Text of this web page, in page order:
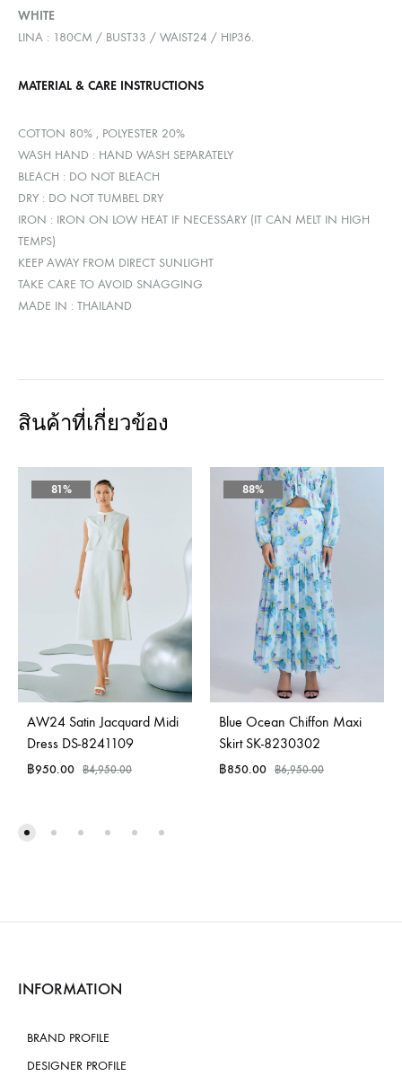
WHITE
LINA : 180CM / BUST33 / WAIST24 / HIP36.
MATERIAL & CARE INSTRUCTIONS
COTTON 80% , POLYESTER 20%
WASH HAND : HAND WASH SEPARATELY
BLEACH : DO NOT BLEACH
DRY : DO NOT TUMBEL DRY
IRON : IRON ON LOW HEAT IF NECESSARY (IT CAN MELT IN HIGH
TEMPS)
KEEP AWAY FROM DIRECT SUNLIGHT
TAKE CARE TO AVOID SNAGGING
MADE IN : THAILAND
สินค้าที่เกี่ยวข้อง
81%
AW24 Satin Jacquard Midi
Dress DS-8241109
฿950.00 ฿4,950.00
88%
Blue Ocean Chiffon Maxi
Skirt SK-8230302
฿850.00 ฿6,950.00
INFORMATION
BRAND PROFILE
DESIGNER PROFILE